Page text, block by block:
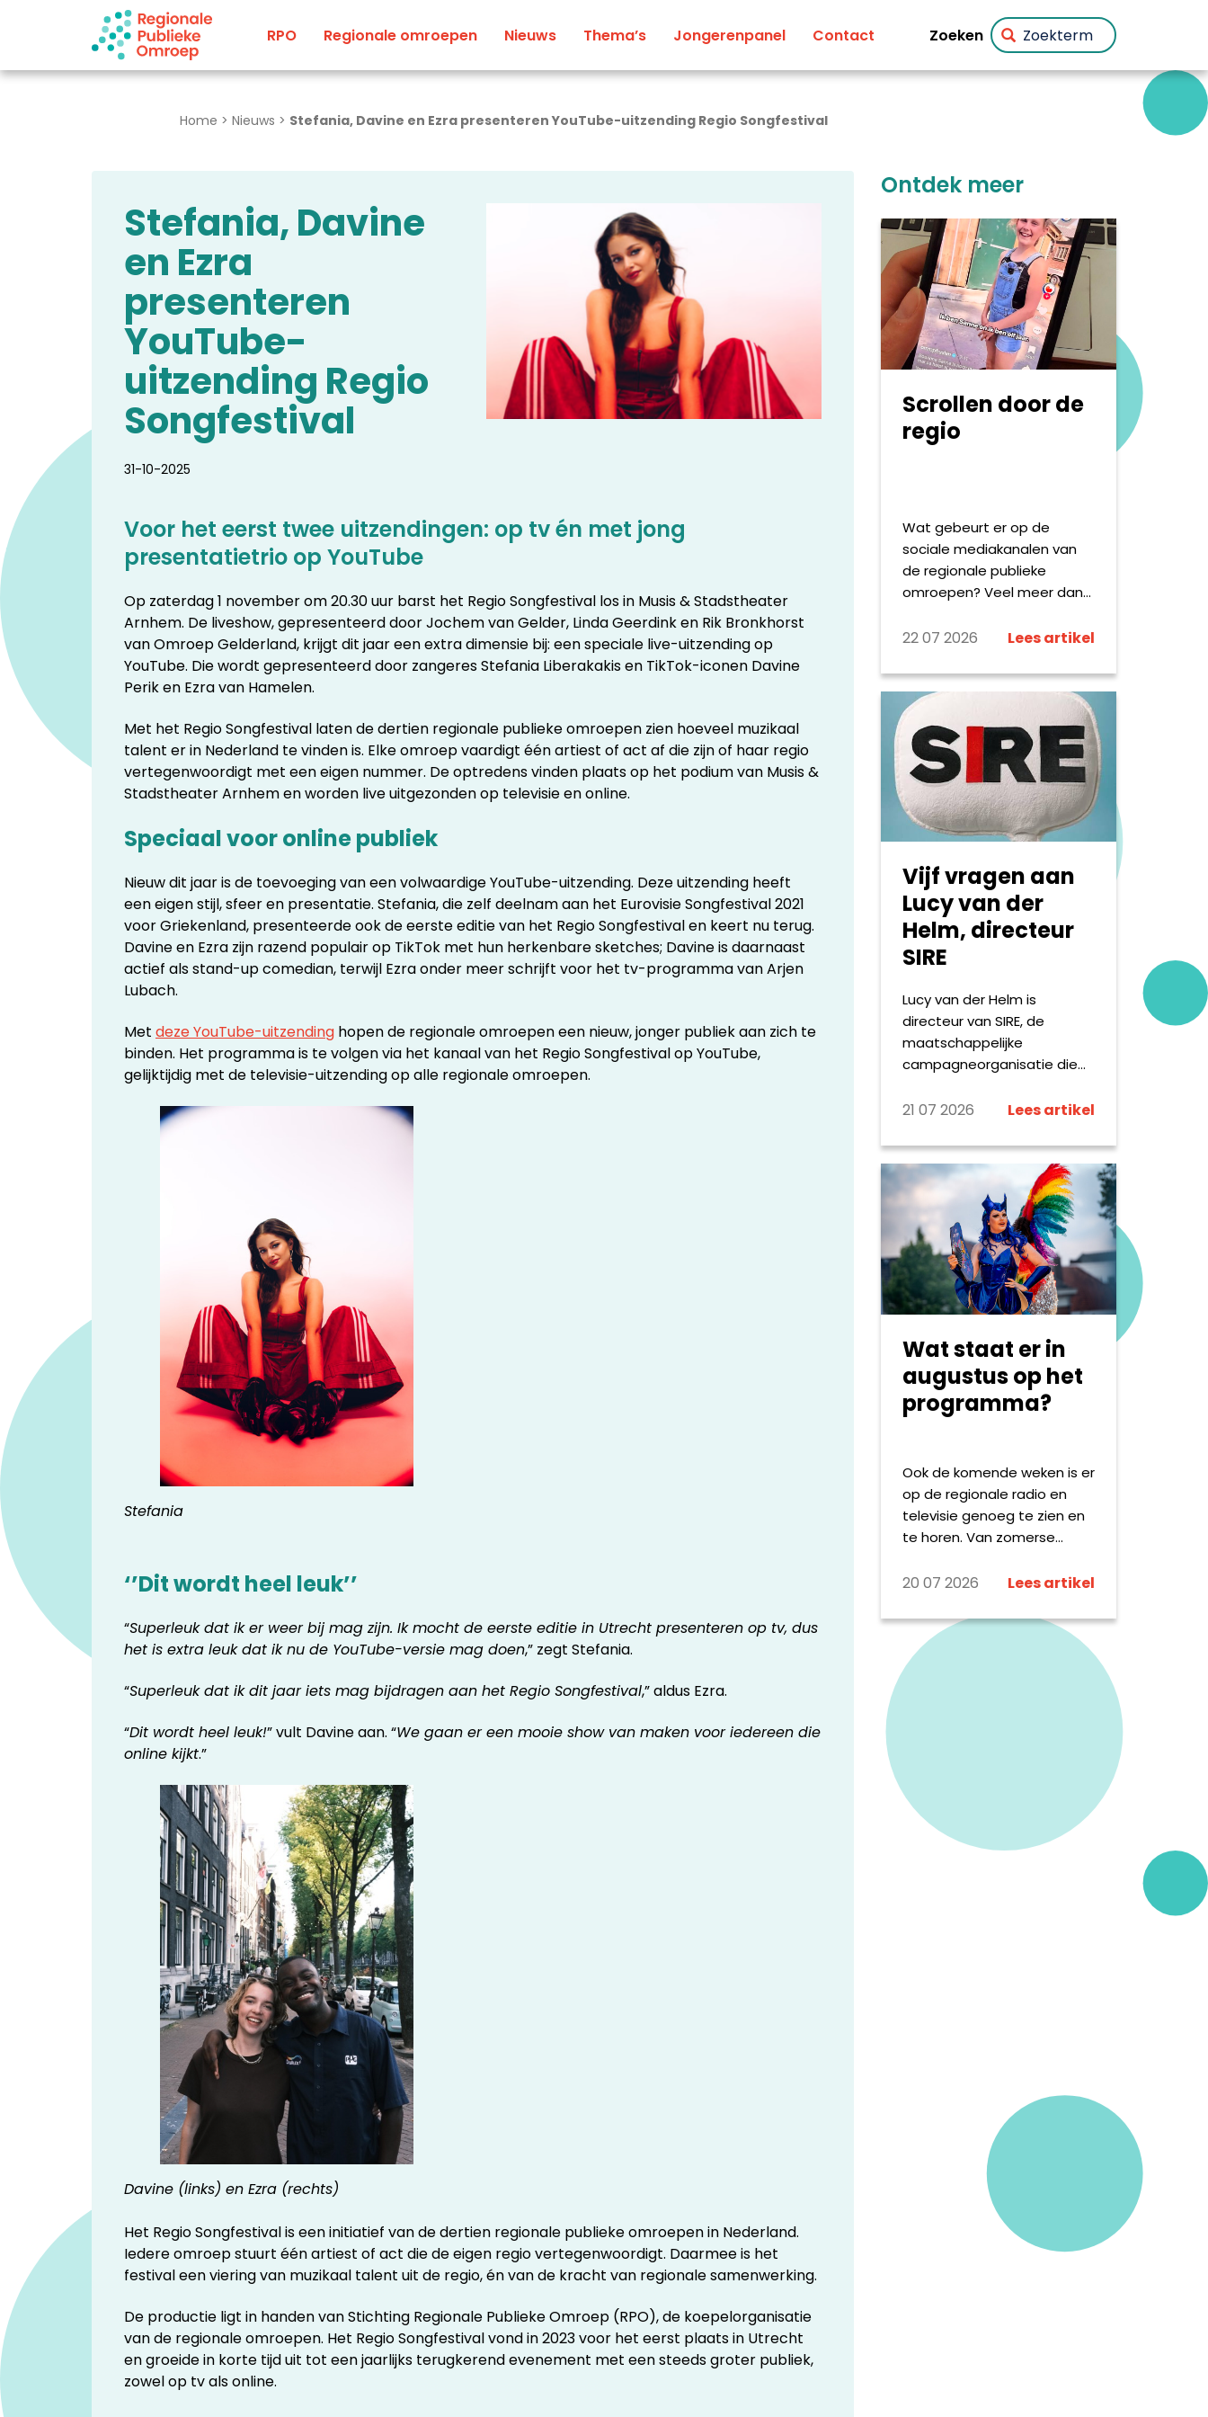
RPO Regionale omroepen Nieuws Thema’s Jongerenpanel Contact Zoeken
Home > Nieuws > Stefania, Davine en Ezra presenteren YouTube-uitzending Regio Songfestival
Stefania, Davine
en Ezra
presenteren
YouTube-
uitzending Regio
Songfestival
31-10-2025
Voor het eerst twee uitzendingen: op tv én met jong
presentatietrio op YouTube
Op zaterdag 1 november om 20.30 uur barst het Regio Songfestival los in Musis & Stadstheater
Arnhem. De liveshow, gepresenteerd door Jochem van Gelder, Linda Geerdink en Rik Bronkhorst
van Omroep Gelderland, krijgt dit jaar een extra dimensie bij: een speciale live-uitzending op
YouTube. Die wordt gepresenteerd door zangeres Stefania Liberakakis en TikTok-iconen Davine
Perik en Ezra van Hamelen.
Met het Regio Songfestival laten de dertien regionale publieke omroepen zien hoeveel muzikaal
talent er in Nederland te vinden is. Elke omroep vaardigt één artiest of act af die zijn of haar regio
vertegenwoordigt met een eigen nummer. De optredens vinden plaats op het podium van Musis &
Stadstheater Arnhem en worden live uitgezonden op televisie en online.
Speciaal voor online publiek
Nieuw dit jaar is de toevoeging van een volwaardige YouTube-uitzending. Deze uitzending heeft
een eigen stijl, sfeer en presentatie. Stefania, die zelf deelnam aan het Eurovisie Songfestival 2021
voor Griekenland, presenteerde ook de eerste editie van het Regio Songfestival en keert nu terug.
Davine en Ezra zijn razend populair op TikTok met hun herkenbare sketches; Davine is daarnaast
actief als stand-up comedian, terwijl Ezra onder meer schrijft voor het tv-programma van Arjen
Lubach.
Met deze YouTube-uitzending hopen de regionale omroepen een nieuw, jonger publiek aan zich te
binden. Het programma is te volgen via het kanaal van het Regio Songfestival op YouTube,
gelijktijdig met de televisie-uitzending op alle regionale omroepen.
Stefania
‘’Dit wordt heel leuk’’
“Superleuk dat ik er weer bij mag zijn. Ik mocht de eerste editie in Utrecht presenteren op tv, dus
het is extra leuk dat ik nu de YouTube-versie mag doen,” zegt Stefania.
“Superleuk dat ik dit jaar iets mag bijdragen aan het Regio Songfestival,” aldus Ezra.
“Dit wordt heel leuk!” vult Davine aan. “We gaan er een mooie show van maken voor iedereen die
online kijkt.”
Davine (links) en Ezra (rechts)
Het Regio Songfestival is een initiatief van de dertien regionale publieke omroepen in Nederland.
Iedere omroep stuurt één artiest of act die de eigen regio vertegenwoordigt. Daarmee is het
festival een viering van muzikaal talent uit de regio, én van de kracht van regionale samenwerking.
De productie ligt in handen van Stichting Regionale Publieke Omroep (RPO), de koepelorganisatie
van de regionale omroepen. Het Regio Songfestival vond in 2023 voor het eerst plaats in Utrecht
en groeide in korte tijd uit tot een jaarlijks terugkerend evenement met een steeds groter publiek,
zowel op tv als online.
Ontdek meer
Scrollen door de
regio
Wat gebeurt er op de
sociale mediakanalen van
de regionale publieke
omroepen? Veel meer dan
nieuws alleen: deze zomer
een opvallende bus door
Fryslân, worden Drentse
keten beoordeeld alsof het
sterrenrestaurants zijn en
zoekt Omroep Brabant
sportliefhebbers op Strava
op. Hieronder delen we
kleine greep uit wat de
22 07 2026 Lees artikel
Vijf vragen aan
Lucy van der
Helm, directeur
SIRE
Lucy van der Helm is
directeur van SIRE, de
maatschappelijke
campagneorganisatie die
confronterende en vaak
campagnes aan het denken
zet. Vanuit haar rol geeft zij
leiding aan een breed
netwerk van media-,
communicatie-,
maatschappelijke en
wetenschappelijke partners
die zich samen inzetten
verandering. Met
campagnes als #DOESLIEF,
Polarisatie en De Dood laat
zij zien hoe onderzoek, data
agenderen van urgente
maatschappelijke
vraagstukken.
21 07 2026 Lees artikel
Wat staat er in
augustus op het
programma?
Ook de komende weken is er
op de regionale radio en
televisie genoeg te zien en
te horen. Van zomerse
evenementen tot
en series over bijzondere
mensen en plekken in de
regio. We zetten een aantal
20 07 2026 Lees artikel